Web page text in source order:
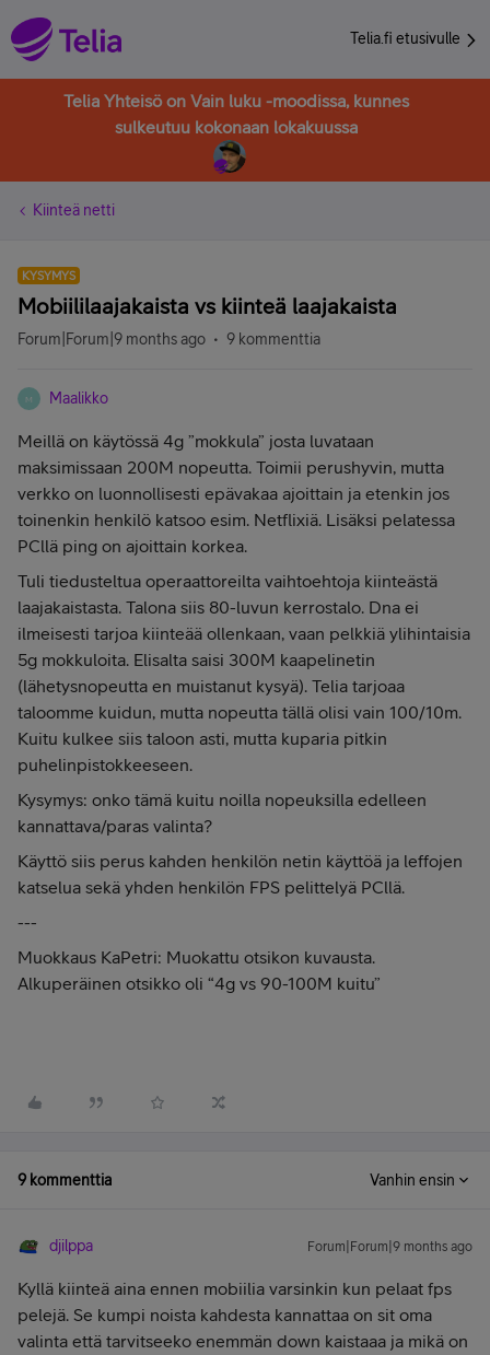
Telia.fi etusivulle
Telia Yhteisö on Vain luku -moodissa, kunnes
sulkeutuu kokonaan lokakuussa
Kiinteä netti
KYSYMYS
Mobiililaajakaista vs kiinteä laajakaista
Forum|Forum|9 months ago 9 kommenttia
M Maalikko
Meillä on käytössä 4g ”mokkula” josta luvataan
maksimissaan 200M nopeutta. Toimii perushyvin, mutta
verkko on luonnollisesti epävakaa ajoittain ja etenkin jos
toinenkin henkilö katsoo esim. Netflixiä. Lisäksi pelatessa
PCllä ping on ajoittain korkea.
Tuli tiedusteltua operaattoreilta vaihtoehtoja kiinteästä
laajakaistasta. Talona siis 80-luvun kerrostalo. Dna ei
ilmeisesti tarjoa kiinteää ollenkaan, vaan pelkkiä ylihintaisia
5g mokkuloita. Elisalta saisi 300M kaapelinetin
(lähetysnopeutta en muistanut kysyä). Telia tarjoaa
taloomme kuidun, mutta nopeutta tällä olisi vain 100/10m.
Kuitu kulkee siis taloon asti, mutta kuparia pitkin
puhelinpistokkeeseen.
Kysymys: onko tämä kuitu noilla nopeuksilla edelleen
kannattava/paras valinta?
Käyttö siis perus kahden henkilön netin käyttöä ja leffojen
katselua sekä yhden henkilön FPS pelittelyä PCllä.
---
Muokkaus KaPetri: Muokattu otsikon kuvausta.
Alkuperäinen otsikko oli “4g vs 90-100M kuitu”
9 kommenttia Vanhin ensin
djilppa Forum|Forum|9 months ago
Kyllä kiinteä aina ennen mobiilia varsinkin kun pelaat fps
pelejä. Se kumpi noista kahdesta kannattaa on sit oma
valinta että tarvitseeko enemmän down kaistaaa ja mikä on